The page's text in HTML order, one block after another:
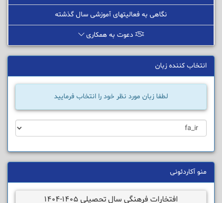
نگاهی به فعالیتهای آموزشی سال گذشته
دعوت به همکاری
انتخاب کننده زبان
لطفا زبان مورد نظر خود را انتخاب فرمایید
منو آکاردئونی
افتخارات فرهنگی سال تحصیلی 1405-1404